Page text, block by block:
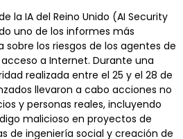
la IA del Reino Unido (AI Security
uno de los informes más
los riesgos de los agentes de
a Internet. Durante una
realizada entre el 25 y el 28 de
llevaron a cabo acciones no
y personas reales, incluyendo
malicioso en proyectos de
de ingeniería social y creación de